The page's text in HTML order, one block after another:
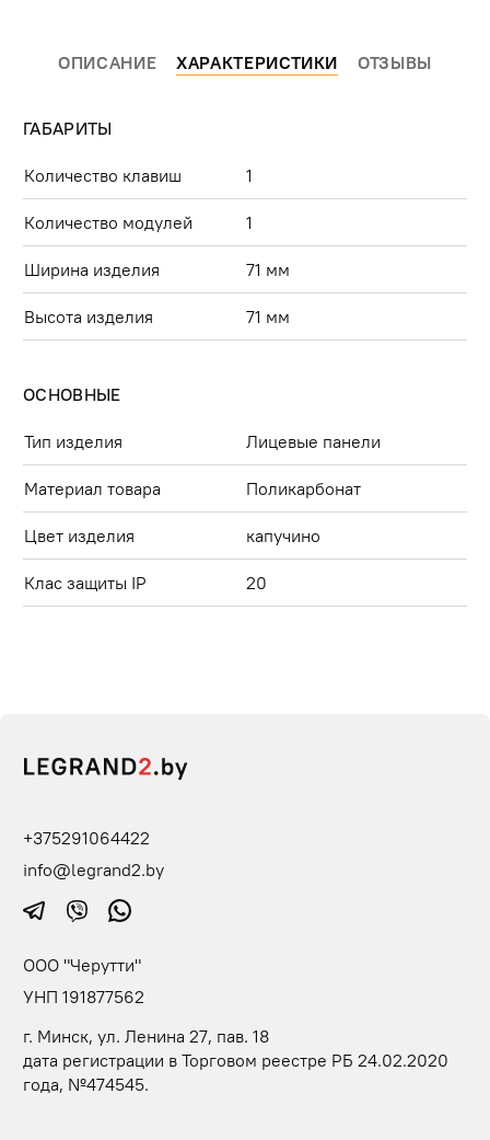
ОПИСАНИЕ ХАРАКТЕРИСТИКИ ОТЗЫВЫ
ГАБАРИТЫ
Количество клавиш 1
Количество модулей 1
Ширина изделия 71 мм
Высота изделия 71 мм
ОСНОВНЫЕ
Тип изделия Лицевые панели
Материал товара Поликарбонат
Цвет изделия капучино
Клас защиты IP 20
+375291064422
info@legrand2.by
ООО "Черутти"
УНП 191877562
г. Минск, ул. Ленина 27, пав. 18
дата регистрации в Торговом реестре РБ 24.02.2020
года, №474545.